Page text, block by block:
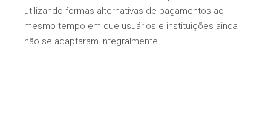
utilizando formas alternativas de pagamentos ao
mesmo tempo em que usuários e instituições ainda
não se adaptaram integralmente